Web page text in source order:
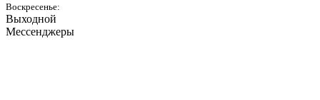
Воскресенье:
Выходной
Мессенджеры